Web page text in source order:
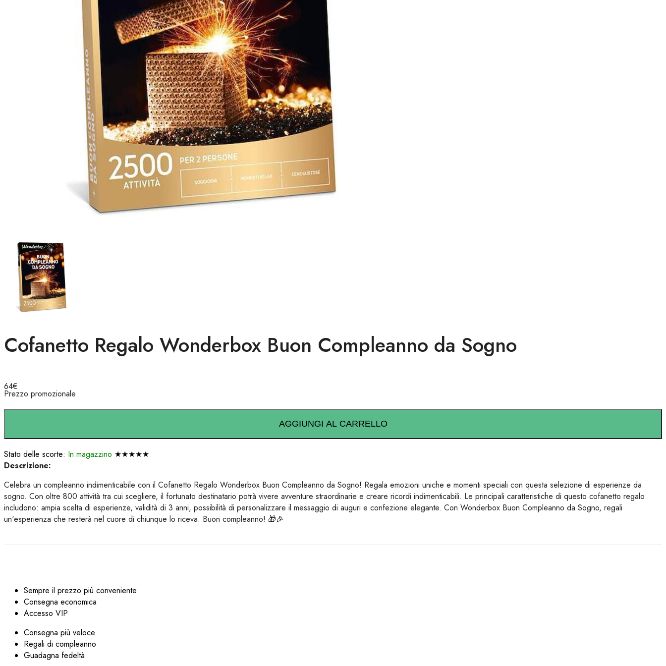
Cofanetto Regalo Wonderbox Buon Compleanno da Sogno
64€
Prezzo promozionale
AGGIUNGI AL CARRELLO
Stato delle scorte: In magazzino ★★★★★
Descrizione:
Celebra un compleanno indimenticabile con il Cofanetto Regalo Wonderbox Buon Compleanno da Sogno! Regala emozioni uniche e momenti speciali con questa selezione di esperienze da
sogno. Con oltre 800 attività tra cui scegliere, il fortunato destinatario potrà vivere avventure straordinarie e creare ricordi indimenticabili. Le principali caratteristiche di questo cofanetto regalo
includono: ampia scelta di esperienze, validità di 3 anni, possibilità di personalizzare il messaggio di auguri e confezione elegante. Con Wonderbox Buon Compleanno da Sogno, regali
un'esperienza che resterà nel cuore di chiunque lo riceva. Buon compleanno! 🎁🎉
Sempre il prezzo più conveniente
Consegna economica
Accesso VIP
Consegna più veloce
Regali di compleanno
Guadagna fedeltà